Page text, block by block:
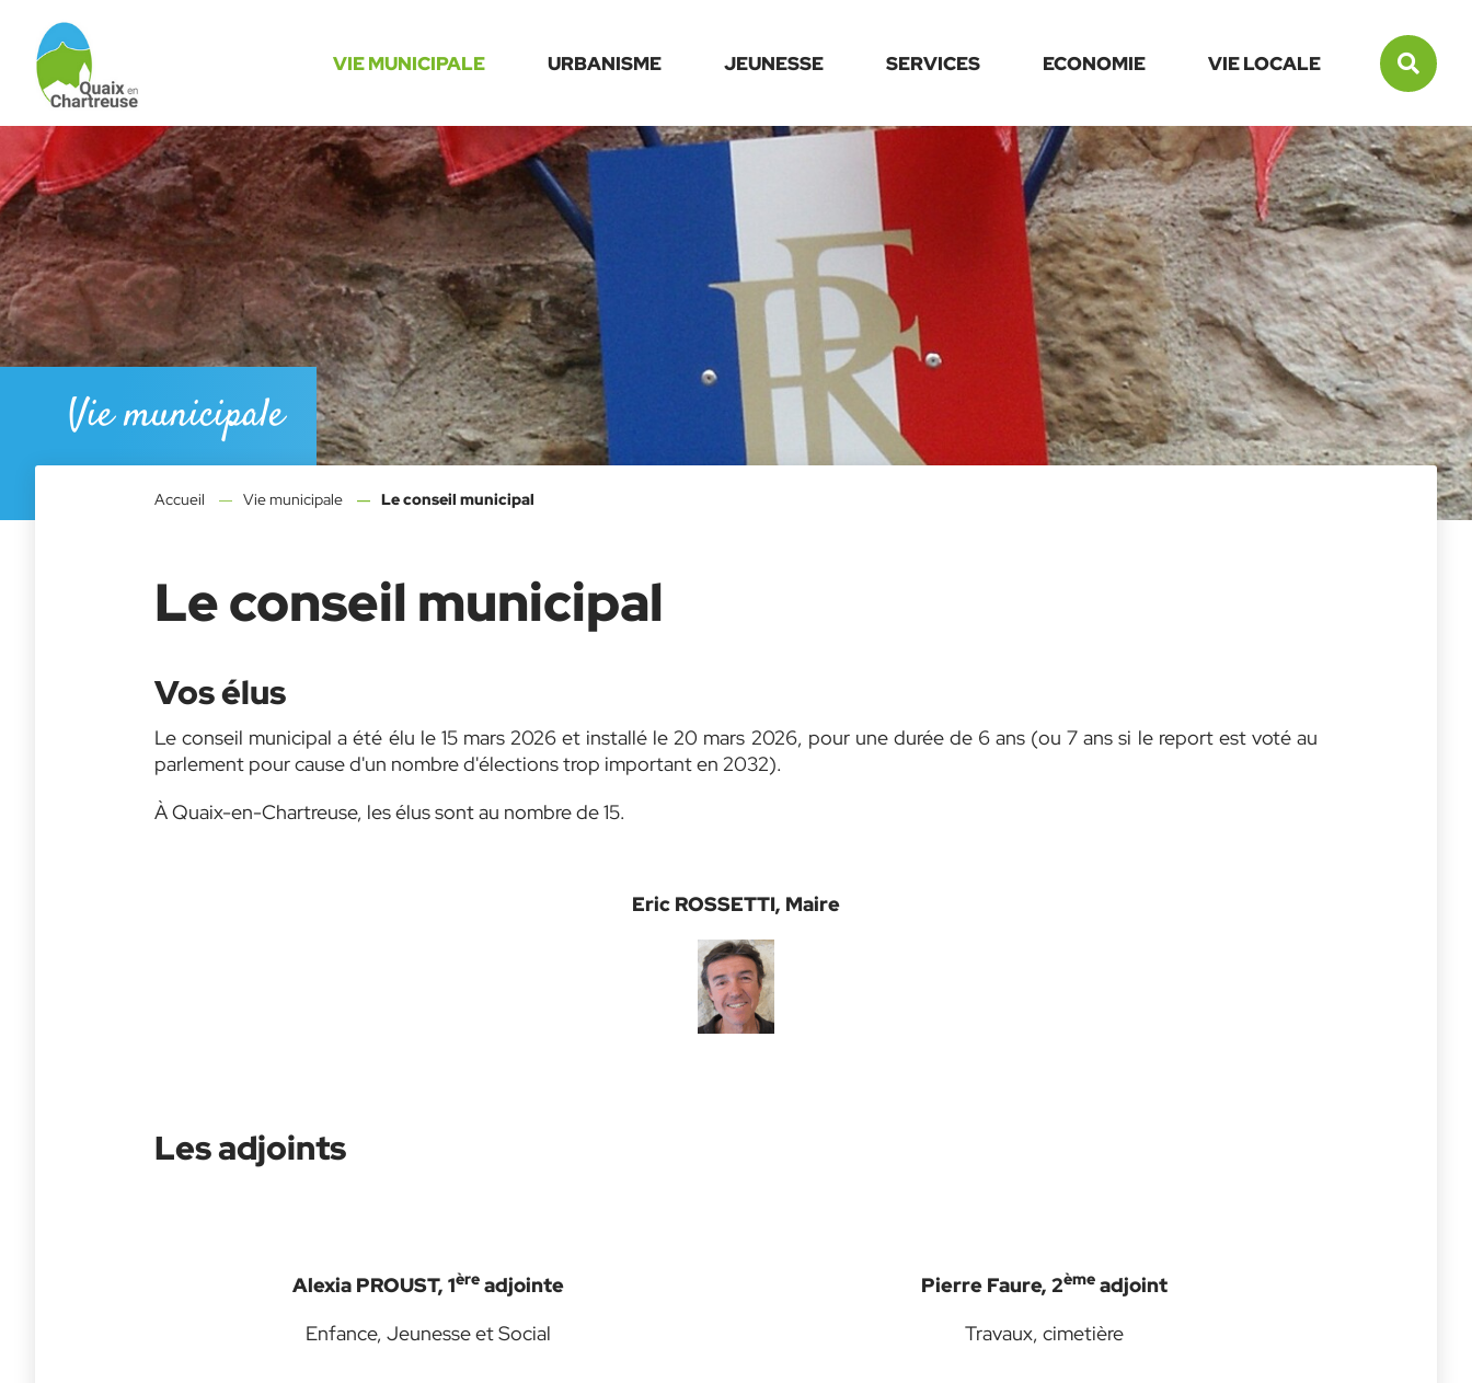
VIE MUNICIPALE URBANISME JEUNESSE SERVICES ECONOMIE VIE LOCALE
sur
site
Vie municipale
Accueil Vie municipale Le conseil municipal
Le conseil municipal
Vos élus
Le conseil municipal a été élu le 15 mars 2026 et installé le 20 mars 2026, pour une durée de 6 ans (ou 7 ans si le report est voté au
parlement pour cause d'un nombre d'élections trop important en 2032).
À Quaix-en-Chartreuse, les élus sont au nombre de 15.
Eric ROSSETTI, Maire
Les adjoints
Alexia PROUST, 1èreadjointe
Enfance, Jeunesse et Social
Pierre Faure, 2èmeadjoint
Travaux, cimetière